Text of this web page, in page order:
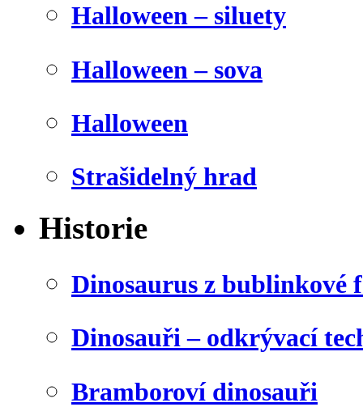
Halloween – siluety
Halloween – sova
Halloween
Strašidelný hrad
Historie
Dinosaurus z bublinkové
Dinosauři – odkrývací
Bramboroví dinosauři